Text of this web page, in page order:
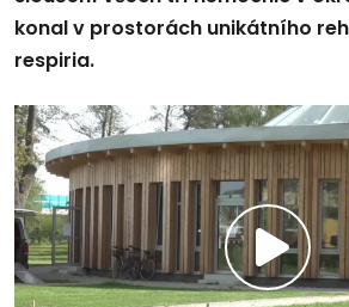
konal v prostorách unikátního
respiria.